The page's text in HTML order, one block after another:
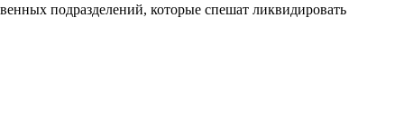
подразделений, которые спешат ликвидировать